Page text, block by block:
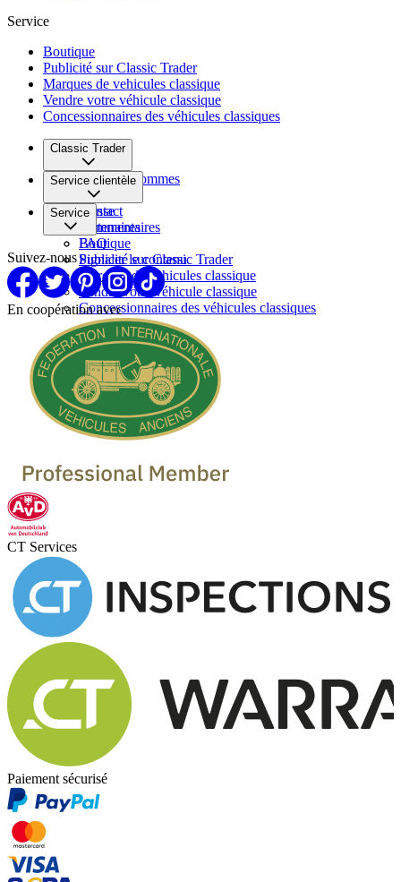
Service
Boutique
Publicité sur Classic Trader
Marques de vehicules classique
Vendre votre véhicule classique
Concessionnaires des véhicules classiques
Classic Trader
Qui nous sommes
Carrière
Presse
Partenaires
Service clientèle
Contact
Commentaires
FAQ
Signaler le contenu
Service
Boutique
Publicité sur Classic Trader
Marques de vehicules classique
Vendre votre véhicule classique
Concessionnaires des véhicules classiques
Suivez-nous
En coopération avec
CT Services
Paiement sécurisé